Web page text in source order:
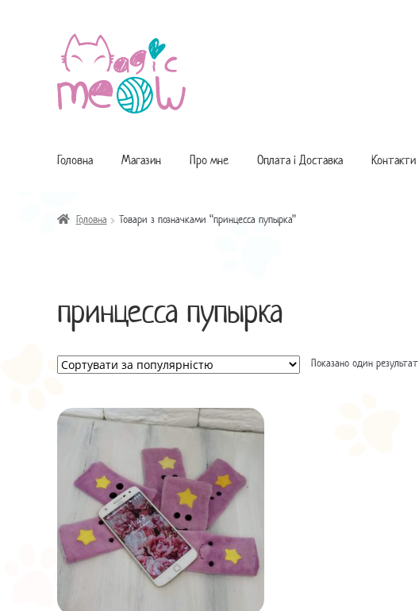
Перейти
до
навігації
Перейти
до
контенту
Головна Магазин Про мне Оплата і Доставка Контакти
Головна Товари з позначками “принцесса пупырка”
принцесса пупырка
Показано один результат